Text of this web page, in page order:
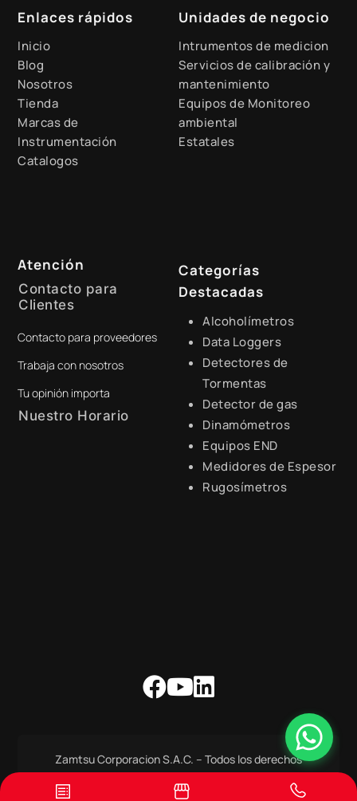
Enlaces rápidos
Inicio
Blog
Nosotros
Tienda
Marcas de
Instrumentación
Catalogos
Unidades de negocio
Intrumentos de medicion
Servicios de calibración y
mantenimiento
Equipos de Monitoreo
ambiental
Estatales
Atención
Contacto para
Clientes
+51 941 525 454
digital@zamtsu.com
Contacto para proveedores
Trabaja con nosotros
Tu opinión importa
Nuestro Horario
Categorías
Destacadas
Alcoholímetros
Data Loggers
Detectores de
Tormentas
Detector de gas
Dinamómetros
Equipos END
Medidores de Espesor
Rugosímetros
Zamtsu Corporacion S.A.C. – Todos los derechos
Reservados.